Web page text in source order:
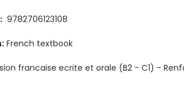
9782706123108
French textbook
francaise ecrite et orale (B2 - C1) -